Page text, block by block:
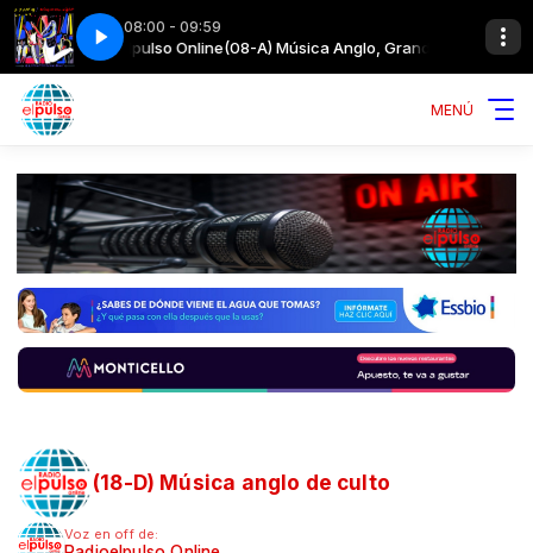
08:00 - 09:59
con Radioelpulso Online(08-A) Música Anglo, Grandes Éxitos con
Love Is the Seventh WaveSTING - One World (Not Three) - Love Is the
MENÚ
(18-D) Música anglo de culto
Voz en off de: